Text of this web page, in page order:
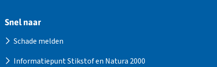
Snel naar
Schade melden
Informatiepunt Stikstof en Natura 2000